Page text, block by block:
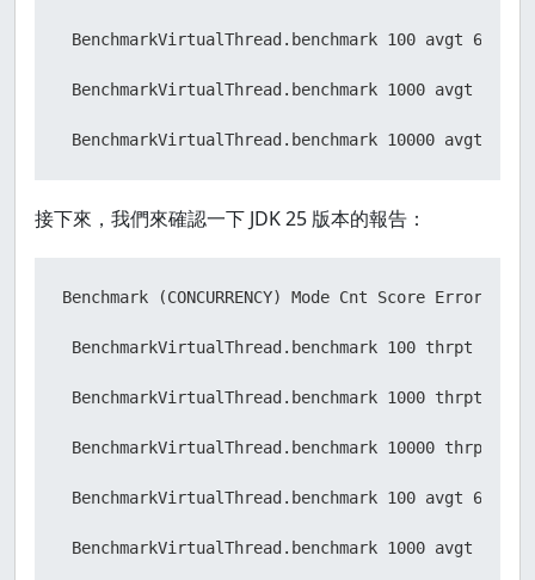
catch (InterruptedException e) {
throw new RuntimeException (e);
}
BenchmarkVirtualThread.benchmark 100 avgt 6
BenchmarkVirtualThread.benchmark 1000 avgt 6
BenchmarkVirtualThread.benchmark 10000 avgt 6
接下來，我們來確認一下 JDK 25 版本的報告：
Benchmark (CONCURRENCY) Mode Cnt Score Error
BenchmarkVirtualThread.benchmark 100 thrpt 6
BenchmarkVirtualThread.benchmark 1000 thrpt 6
BenchmarkVirtualThread.benchmark 10000 thrpt 6
BenchmarkVirtualThread.benchmark 100 avgt 6
BenchmarkVirtualThread.benchmark 1000 avgt 6